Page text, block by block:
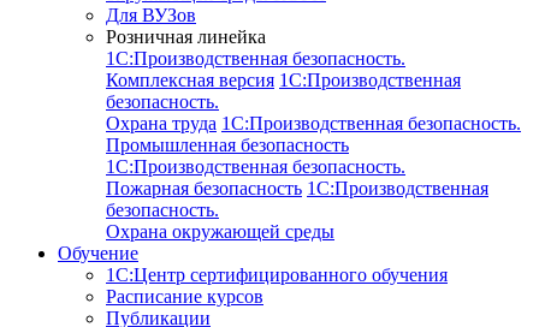
Для ВУЗов
Розничная линейка
1C:Производственная безопасность.
Комплексная версия 1C:Производственная
безопасность.
Охрана труда 1C:Производственная безопасность.
Промышленная безопасность
1C:Производственная безопасность.
Пожарная безопасность 1C:Производственная
безопасность.
Охрана окружающей среды
Обучение
1C:Центр сертифицированного обучения
Расписание курсов
Публикации